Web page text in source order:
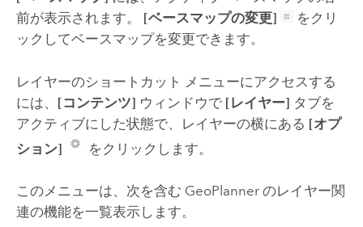
前が表示されます。 [ベースマップの変更]
をクリ
ックしてベースマップを変更できます。
レイヤーのショートカット メニューにアクセスする
には、 [コンテンツ] ウィンドウで [レイヤー] タブを
アクティブにした状態で、レイヤーの横にある [オプ
ション]
をクリックします。
このメニューは、次を含む GeoPlannerのレイヤー関
連の機能を一覧表示します。